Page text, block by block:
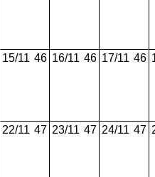
15/11 46 16/11 46 17/11 46
22/11 47 23/11 47 24/11 47